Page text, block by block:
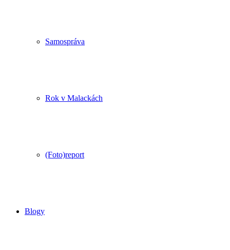
Samospráva
Rok v Malackách
(Foto)report
Blogy